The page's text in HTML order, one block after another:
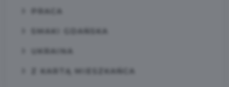
SMAKI GDAŃSKA
UKRAINA
Z KARTĄ MIESZKAŃCA